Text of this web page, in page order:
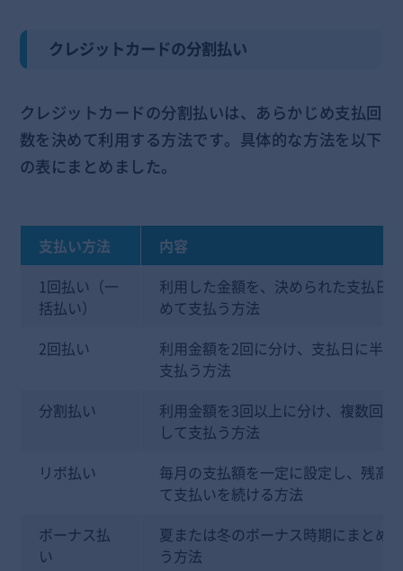
クレジットカードの分割払い
クレジットカードの分割払いは、あらかじめ支払回
数を決めて利用する方法です。具体的な方法を以下
の表にまとめました。
支払い方法
内容
1回払い（一
括払い）
利用した金額を、決められた支払日
めて支払う方法
2回払い
利用金額を2回に分け、支払日に半額
支払う方法
分割払い
利用金額を3回以上に分け、複数回に
して支払う方法
リボ払い
毎月の支払額を一定に設定し、残高
て支払いを続ける方法
ボーナス払
い
夏または冬のボーナス時期にまとめ
う方法